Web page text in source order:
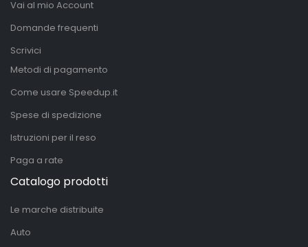
Vai al mio Account
Domande frequenti
Scrivici
Metodi di pagamento
Come usare Speedup.it
Spese di spedizione
Istruzioni per il reso
Paga a rate
Catalogo prodotti
Le marche distribuite
Auto